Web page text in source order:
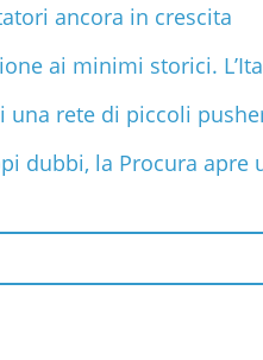
ancora in crescita
ai minimi storici.
una rete di piccoli
dubbi, la Procura apre